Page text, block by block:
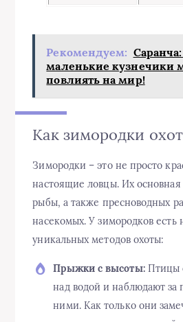
Рекомендуем:
маленькие кузнечики
повлиять на мир!
Как зимородки
Зимородки – это не просто
настоящие ловцы. Их основная
рыбы, а также пресноводных
насекомых. У зимородков есть
уникальных методов охоты:
Прыжки с высоты:Птицы
над водой и наблюдают
ними. Как только они